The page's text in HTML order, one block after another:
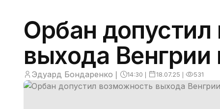
Орбан
выхода Венгрии
Эдуард Бондаренко ❘ 14:30 ❘ 18.07.25 ❘ 531